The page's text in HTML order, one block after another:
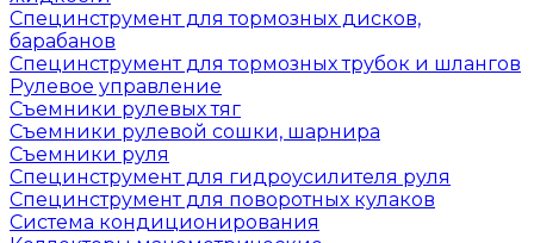
Специнструмент для тормозных дисков,
барабанов
Специнструмент для тормозных трубок и шлангов
Рулевое управление
Съемники рулевых тяг
Съемники рулевой сошки, шарнира
Съемники руля
Специнструмент для гидроусилителя руля
Специнструмент для поворотных кулаков
Система кондиционирования